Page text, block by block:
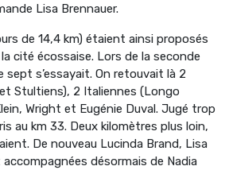
Lisa Brennauer.
de 14,4 km) étaient ainsi proposés
cité écossaise. Lors de la seconde
s’essayait. On retouvait là 2
Stultiens), 2 Italiennes (Longo
Wright et Eugénie Duval. Jugé trop
au km 33. Deux kilomètres plus loin,
De nouveau Lucinda Brand, Lisa
désormais de Nadia